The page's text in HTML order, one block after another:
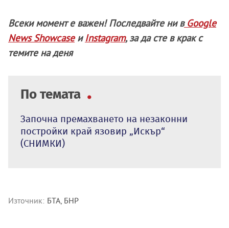
Всеки момент е важен! Последвайте ни вGoogle
News Showcaseи Instagram, за да сте в крак с
темите на деня
По темата
Започна премахването на незаконни
постройки край язовир „Искър“
(СНИМКИ)
Източник: БТА, БНР